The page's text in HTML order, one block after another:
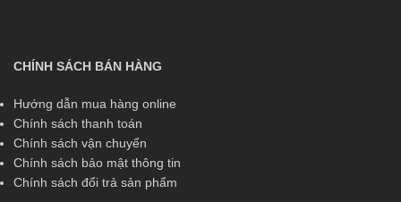
CHÍNH SÁCH BÁN HÀNG
Hướng dẫn mua hàng online
Chính sách thanh toán
Chính sách vận chuyển
Chính sách bảo mật thông tin
Chính sách đổi trả sản phẩm